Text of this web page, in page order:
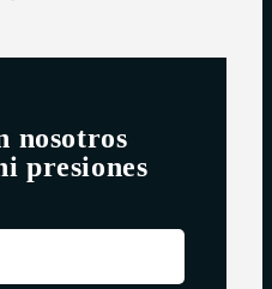
nosotros
presiones